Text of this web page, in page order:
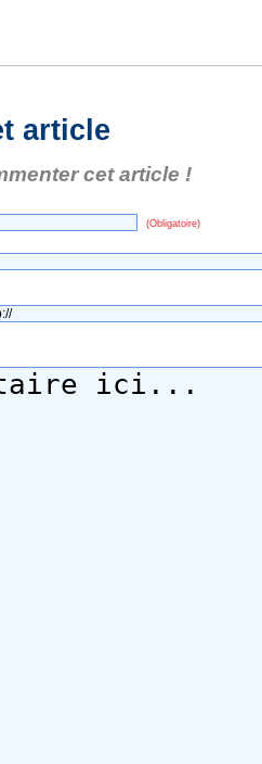
article
cet article !
(Obligatoire)